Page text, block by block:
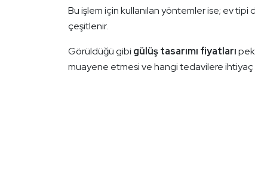
Bu işlem için kullanılan yöntemler ise; ev
çeşitlenir.
Görüldüğü gibi gülüş tasarımı fiyatları
muayene etmesi ve hangi tedavilere